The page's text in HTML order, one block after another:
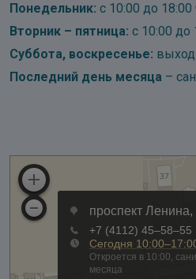
Понедельник: с 10:00 до 18:00
Вторник – пятница: с 10:00 до
Суббота, воскресенье:
Последний день месяца –